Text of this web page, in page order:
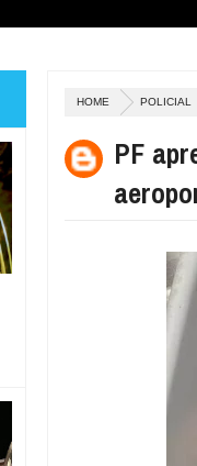
HOME POLICIAL
PF